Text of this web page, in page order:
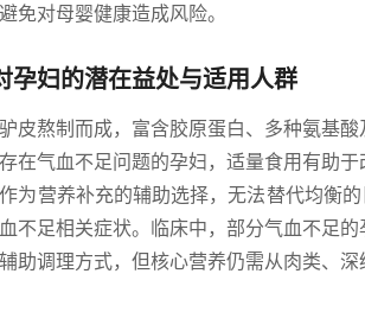
免对母婴健康造成风险。
孕妇的潜在益处与适用人群
皮熬制而成，富含胶原蛋白、多种氨基
在气血不足问题的孕妇，适量食用有助
为营养补充的辅助选择，无法替代均衡
不足相关症状。临床中，部分气血不足
助调理方式，但核心营养仍需从肉类、深